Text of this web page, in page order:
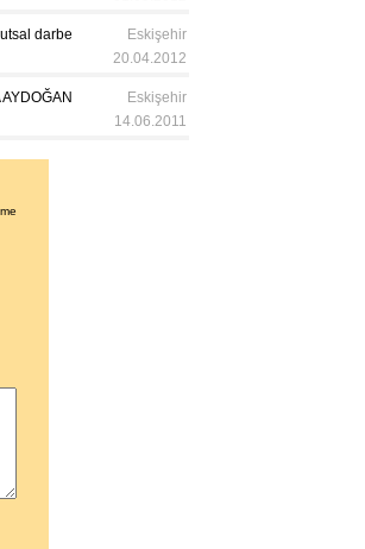
darbe
Eskişehir
20.04.2012
AYDOĞAN
Eskişehir
14.06.2011